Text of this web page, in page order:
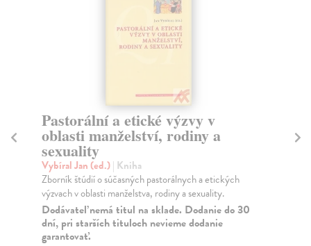
Pastorální a etické výzvy v
oblasti manželství, rodiny a
sexuality
Vybíral Jan (ed.)| Kniha
Zborník štúdií o súčasných pastorálnych a etických
výzvach v oblasti manželstva, rodiny a sexuality.
Dodávateľ nemá titul na sklade. Dodanie do 30
dní, pri starších tituloch nevieme dodanie
garantovať.